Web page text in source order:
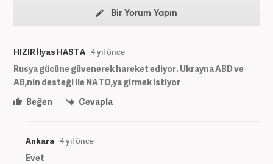
Bir Yorum Yapın
HIZIR İlyas HASTA 4 yıl önce
Rusya gücüne güvenerek hareket ediyor. Ukrayna ABD ve
AB,nin desteği ile NATO,ya girmek istiyor
Beğen
Cevapla
Ankara 4 yıl önce
Evet